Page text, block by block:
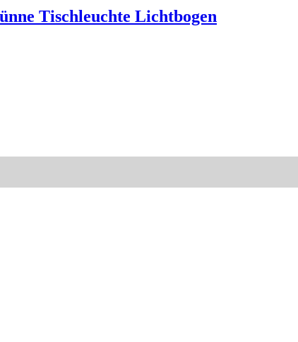
Tischleuchte Lichtbogen